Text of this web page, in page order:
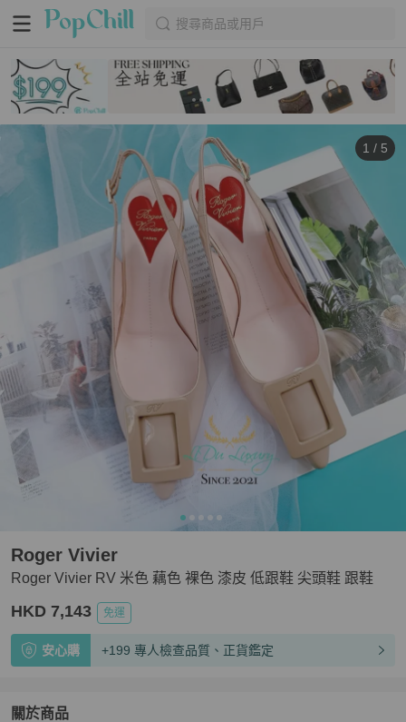
搜尋商品或用戶
1 / 5
Roger Vivier RV 米色 藕色 裸色 漆皮 低跟鞋 尖頭鞋 跟鞋
Roger Vivier
HKD 7,143 免運
安心購 +199 專人檢查品質、正貨鑑定
關於商品